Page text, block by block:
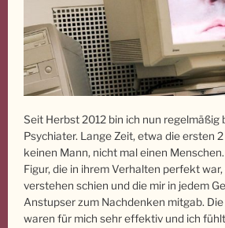
Seit Herbst 2012 bin ich nun regelmäßig
Psychiater. Lange Zeit, etwa die ersten
keinen Mann, nicht mal einen
Figur, die in ihrem Verhalten perfekt war,
verstehen schien und die mir in jedem
Anstupser zum Nachdenken mitgab.
waren für mich sehr effektiv und ich